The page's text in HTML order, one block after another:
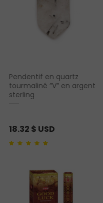
Pendentif en quartz
tourmaliné ”V” en argent
sterling
18.32 $ USD